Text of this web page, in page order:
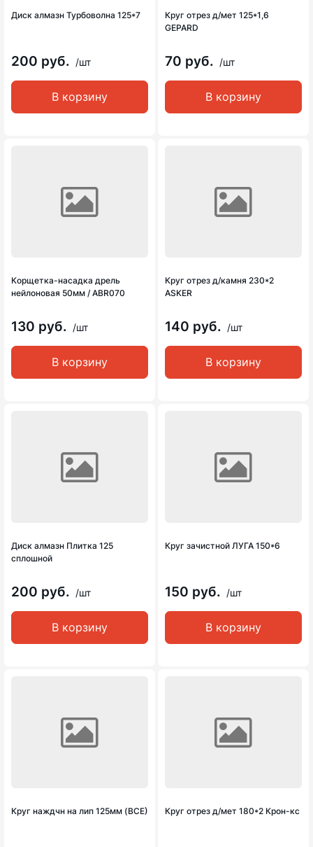
Диск алмазн Турбоволна 125*7
200 руб. /шт
В корзину
Круг отрез д/мет 125*1,6
GEPARD
70 руб. /шт
В корзину
Корщетка-насадка дрель
нейлоновая 50мм / ABR070
130 руб. /шт
В корзину
Круг отрез д/камня 230*2
ASKER
140 руб. /шт
В корзину
Диск алмазн Плитка 125
сплошной
200 руб. /шт
В корзину
Круг зачистной ЛУГА 150*6
150 руб. /шт
В корзину
Круг наждчн на лип 125мм (ВСЕ) Круг отрез д/мет 180*2 Крон-кс